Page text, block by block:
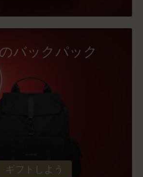
バックパック
ギフトしよう